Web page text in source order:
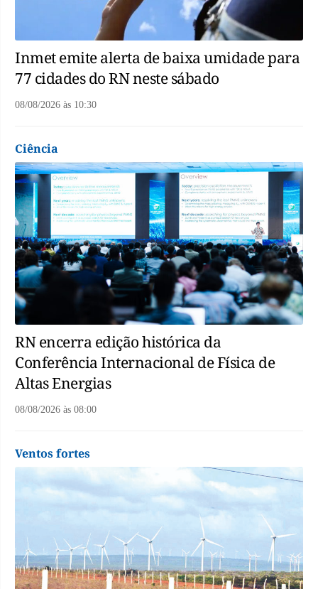
Inmet emite alerta de baixa umidade para
77 cidades do RN neste sábado
08/08/2026 às 10:30
Ciência
RN encerra edição histórica da
Conferência Internacional de Física de
Altas Energias
08/08/2026 às 08:00
Ventos fortes